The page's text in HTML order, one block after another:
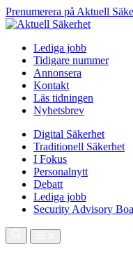
Prenumerera på Aktuell
Lediga jobb
Tidigare nummer
Annonsera
Kontakt
Läs tidningen
Nyhetsbrev
Digital Säkerhet
Traditionell Säkerhet
I Fokus
Personalnytt
Debatt
Lediga jobb
Security Advisory